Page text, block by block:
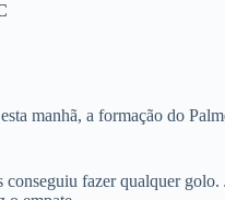
manhã, a formação do
fazer qualquer